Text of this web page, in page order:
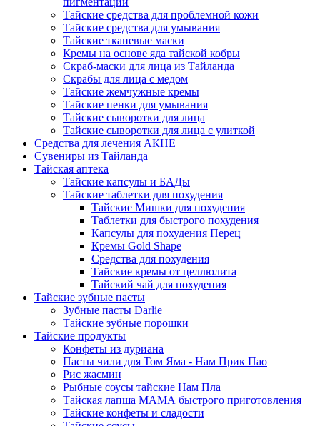
Тайские средства для проблемной кожи
Тайские средства для умывания
Тайские тканевые маски
Кремы на основе яда тайской кобры
Скраб-маски для лица из Тайланда
Скрабы для лица с медом
Тайские жемчужные кремы
Тайские пенки для умывания
Тайские сыворотки для лица
Тайские сыворотки для лица с улиткой
Средства для лечения АКНЕ
Сувениры из Тайланда
Тайская аптека
Тайские капсулы и БАДы
Тайские таблетки для похудения
Тайские Мишки для похудения
Таблетки для быстрого похудения
Капсулы для похудения Перец
Кремы Gold Shape
Средства для похудения
Тайские кремы от целлюлита
Тайский чай для похудения
Тайские зубные пасты
Зубные пасты Darlie
Тайские зубные порошки
Тайские продукты
Конфеты из дуриана
Пасты чили для Том Яма - Нам Прик Пао
Рис жасмин
Рыбные соусы тайские Нам Пла
Тайская лапша МАМА быстрого приготовления
Тайские конфеты и сладости